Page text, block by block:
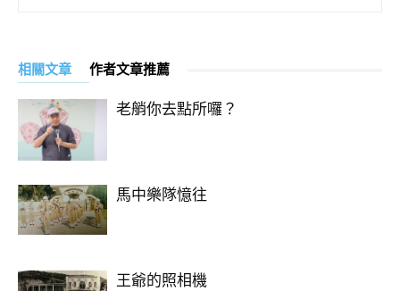
相關文章 作者文章推薦
老艄你去點所囉？
馬中樂隊憶往
王爺的照相機